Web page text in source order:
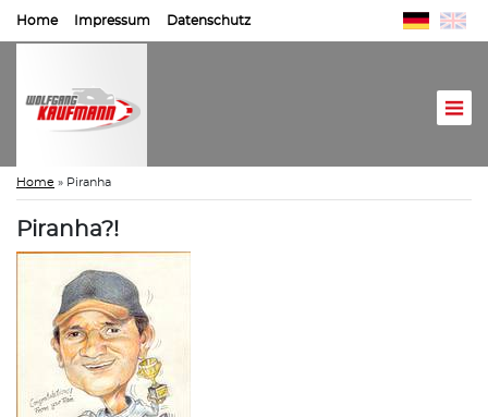
Home Impressum Datenschutz
Home » Piranha
Piranha?!